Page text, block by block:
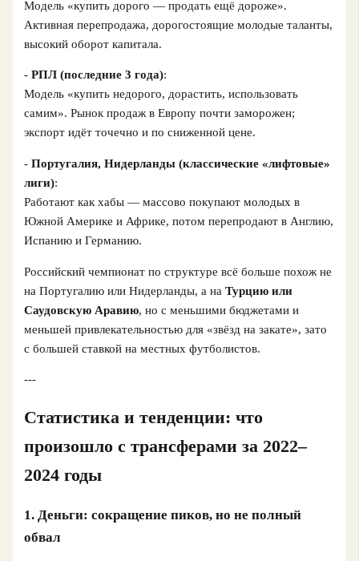
Модель «купить дорого — продать ещё дороже».
Активная перепродажа, дорогостоящие молодые таланты,
высокий оборот капитала.
-РПЛ (последние 3 года):
Модель «купить недорого, дорастить, использовать
самим». Рынок продаж в Европу почти заморожен;
экспорт идёт точечно и по сниженной цене.
-Португалия, Нидерланды (классические «лифтовые»
лиги):
Работают как хабы — массово покупают молодых в
Южной Америке и Африке, потом перепродают в Англию,
Испанию и Германию.
Российский чемпионат по структуре всё больше похож не
на Португалию или Нидерланды, а наТурцию или
Саудовскую Аравию, но с меньшими бюджетами и
меньшей привлекательностью для «звёзд на закате», зато
с большей ставкой на местных футболистов.
---
Статистика и тенденции: что
произошло с трансферами за 2022–
2024 годы
1. Деньги: сокращение пиков, но не полный
обвал